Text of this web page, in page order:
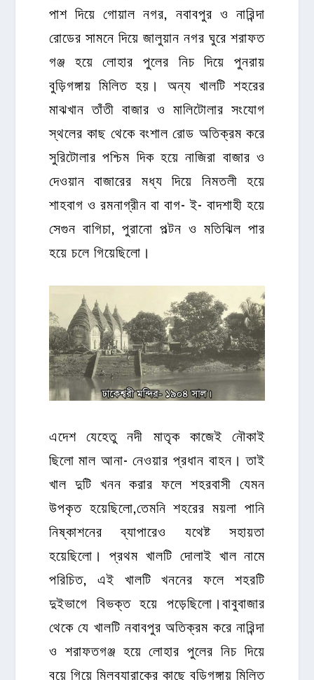
পাশ দিয়ে গোয়াল নগর, নবাবপুর ও নারিন্দা
রোডের সামনে দিয়ে জালুয়ান নগর ঘুরে শরাফত
গঞ্জ হয়ে লোহার পুলের নিচ দিয়ে পুনরায়
বুড়িগঙ্গায় মিলিত হয়। অন্য খালটি শহরের
মাঝখান তাঁতী বাজার ও মালিটোলার সংযোগ
স্থলের কাছ থেকে বংশাল রোড অতিক্রম করে
সুরিটোলার পশ্চিম দিক হয়ে নাজিরা বাজার ও
দেওয়ান বাজারের মধ্য দিয়ে নিমতলী হয়ে
শাহবাগ ও রমনাগ্রীন বা বাগ- ই- বাদশাহী হয়ে
সেগুন বাগিচা, পুরানো পল্টন ও মতিঝিল পার
হয়ে চলে গিয়েছিলো।
এদেশ যেহেতু নদী মাতৃক কাজেই নৌকাই
ছিলো মাল আনা- নেওয়ার প্রধান বাহন। তাই
খাল দুটি খনন করার ফলে শহরবাসী যেমন
উপকৃত হয়েছিলো,তেমনি শহরের ময়লা পানি
নিষ্কাশনের ব্যাপারেও যথেষ্ট সহায়তা
হয়েছিলো। প্রথম খালটি দোলাই খাল নামে
পরিচিত, এই খালটি খননের ফলে শহরটি
দুইভাগে বিভক্ত হয়ে পড়েছিলো।বাবুবাজার
থেকে যে খালটি নবাবপুর অতিক্রম করে নারিন্দা
ও শরাফতগঞ্জ হয়ে লোহার পুলের নিচ দিয়ে
বয়ে গিয়ে মিলব্যারাকের কাছে বুড়িগঙ্গায় মিলিত